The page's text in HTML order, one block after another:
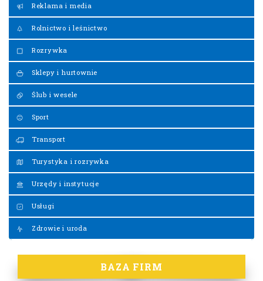
Reklama i media
Rolnictwo i leśnictwo
Rozrywka
Sklepy i hurtownie
Ślub i wesele
Sport
Transport
Turystyka i rozrywka
Urzędy i instytucje
Usługi
Zdrowie i uroda
BAZA FIRM